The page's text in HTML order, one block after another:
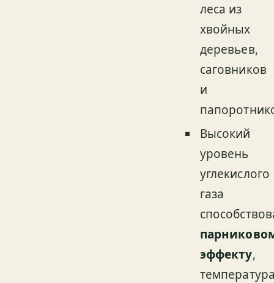
леса из
хвойных
деревьев,
саговников
и
Высокий
уровень
углекислого
газа
эффекту,